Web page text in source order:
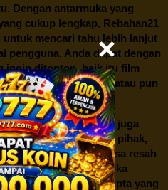
Dengan antarmuka yang
cukup lengkap, Rebahan21
mencari tahu lebih lanjut
pengguna, Anda dapat dengan
ingin ditonton, baik itu film
yang sedang hits, atau pun
kualitas terbaik.
manis,Rebahan21juga
industri film. Banyak pihak,
hak cipta, merasa resah
situs seperti ini. Mereka
pelanggaran hak cipta yang